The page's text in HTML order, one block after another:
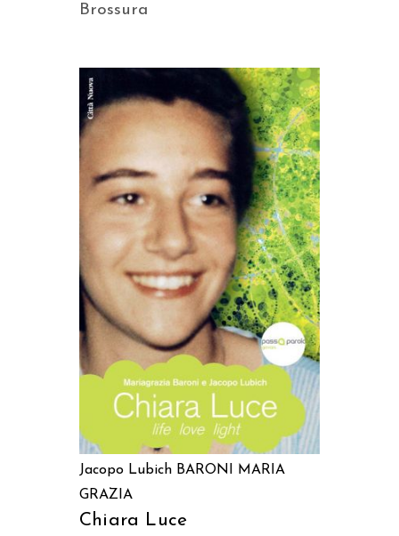
Brossura
AGGIUNGI AL CARRELLO
Jacopo Lubich BARONI MARIA
GRAZIA
Chiara Luce